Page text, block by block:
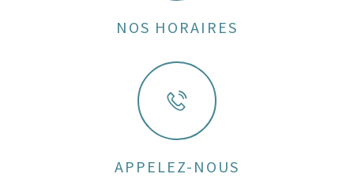
NOS HORAIRES
APPELEZ-NOUS